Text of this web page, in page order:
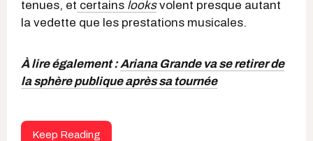
tenues, et certains looksvolent presque autant
la vedette que les prestations musicales.
À lire également :Ariana Grande va se retirer de
la sphère publique après sa tournée
Keep Reading